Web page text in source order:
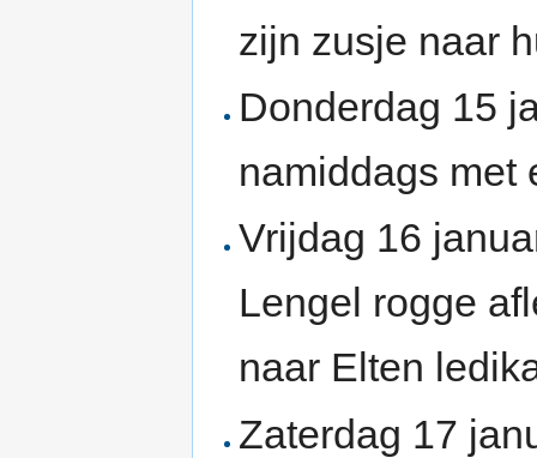
zijn zusje naar
Donderdag 15
namiddags met
Vrijdag 16
Lengel rogge
naar Elten
Zaterdag 17